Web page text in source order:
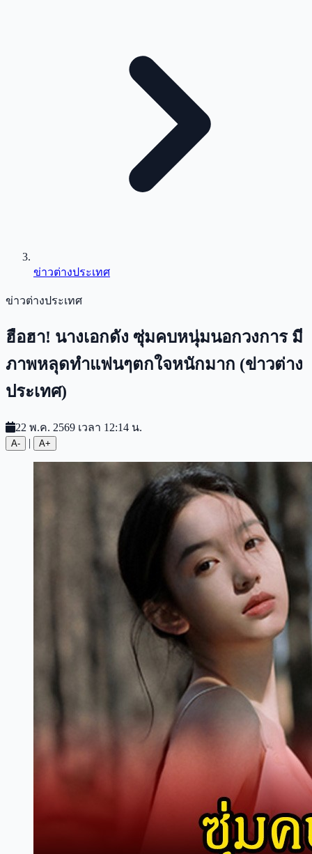
ข่าวต่างประเทศ
ข่าวต่างประเทศ
ฮือฮา! นางเอกดัง ซุ่มคบหนุ่มนอกวงการ มี
ภาพหลุดทำแฟนๆตกใจหนักมาก (ข่าวต่าง
ประเทศ)
22 พ.ค. 2569 เวลา 12:14 น.
A- | A+